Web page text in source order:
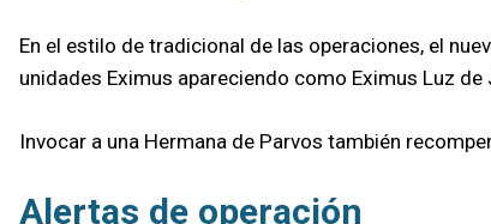
En el estilo de tradicional de las operaciones, el
unidades Eximus apareciendo como Eximus Luz de
Invocar a una Hermana de Parvos también
Alertas de operación